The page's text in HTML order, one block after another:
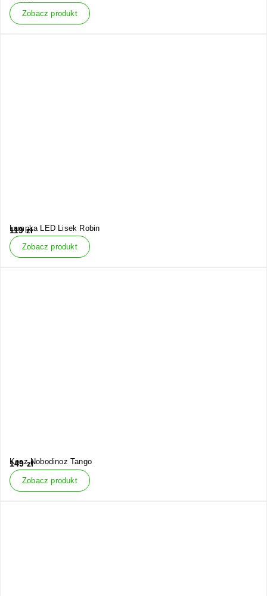
Zobacz produkt
Lampka LED Lisek Robin
119 zł
Zobacz produkt
Kosz Nobodinoz Tango
149zł
Zobacz produkt